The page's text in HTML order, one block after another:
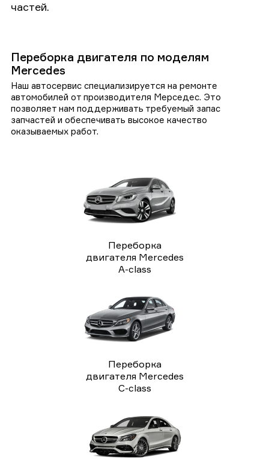
частей.
Переборка двигателя по моделям
Mercedes
Наш автосервис специализируется на ремонте
автомобилей от производителя Мерседес. Это
позволяет нам поддерживать требуемый запас
запчастей и обеспечивать высокое качество
оказываемых работ.
Переборка
двигателя Mercedes
A-class
Переборка
двигателя Mercedes
C-class